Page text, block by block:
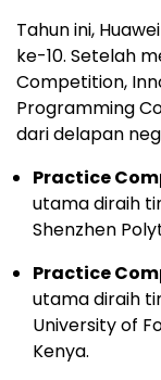
Tahun ini,
ke-10. Setelah
Competition,
Programming
dari delapan
Practice
utama diraih
Shenzhen
Practice
utama diraih
University of
Kenya.